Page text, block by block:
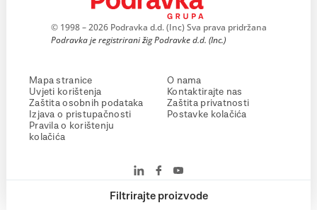
Filtrirajte proizvode
© 1998 – 2026 Podravka d.d. (Inc) Sva prava pridržana
Podravka je registrirani žig Podravke d.d. (Inc.)
Mapa stranice
Uvjeti korištenja
Zaštita osobnih podataka
Izjava o pristupačnosti
Pravila o korištenju
kolačića
O nama
Kontaktirajte nas
Zaštita privatnosti
Postavke kolačića